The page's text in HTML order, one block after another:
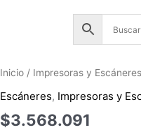
Inicio / Impresoras y Escáneres
Escáneres, Impresoras y
$3.568.091